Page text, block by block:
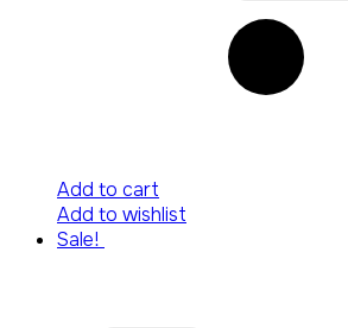
Add to cart
Add to wishlist
Sale!